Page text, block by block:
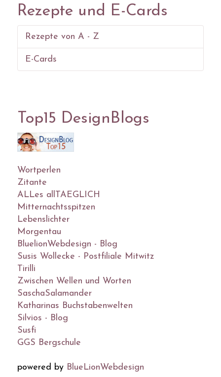
Rezepte und E-Cards
Rezepte von A - Z
E-Cards
Top15 DesignBlogs
Wortperlen
Zitante
ALLes allTAEGLICH
Mitternachtsspitzen
Lebenslichter
Morgentau
BluelionWebdesign - Blog
Susis Wollecke - Postfiliale Mitwitz
Tirilli
Zwischen Wellen und Worten
SaschaSalamander
Katharinas Buchstabenwelten
Silvios - Blog
Susfi
GGS Bergschule
powered by BlueLionWebdesign